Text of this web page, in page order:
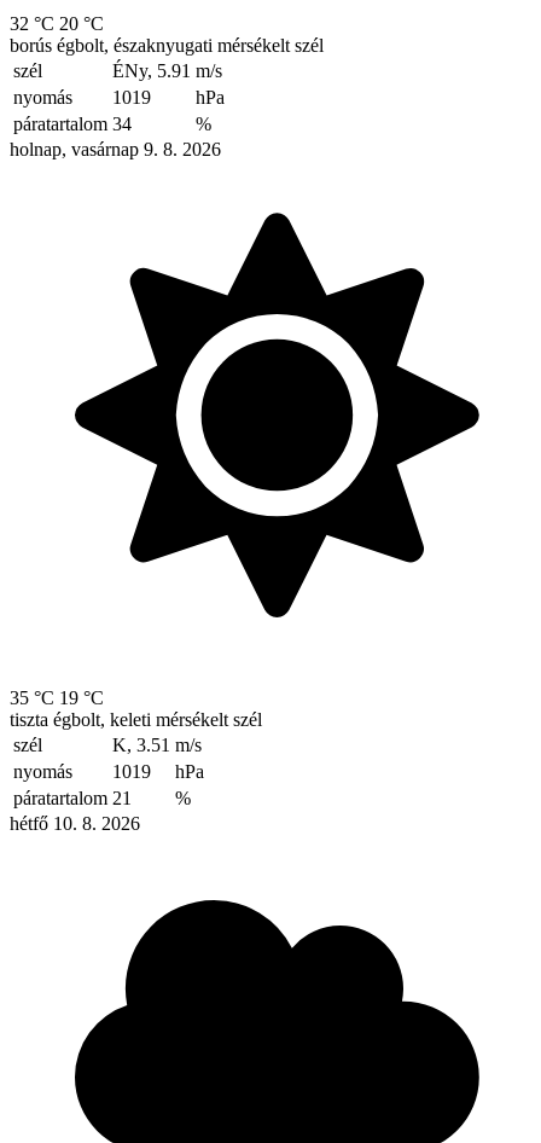
32 °C 20 °C
borús égbolt, északnyugati mérsékelt szél
szél
ÉNy, 5.91 m/s
nyomás
1019
hPa
páratartalom 34
%
holnap, vasárnap 9. 8. 2026
35 °C 19 °C
tiszta égbolt, keleti mérsékelt szél
szél
K, 3.51 m/s
nyomás
1019
hPa
páratartalom 21
%
hétfő 10. 8. 2026